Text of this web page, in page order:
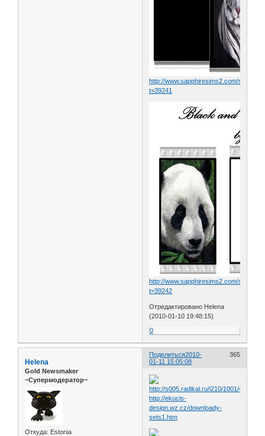
http://www.sapphiresims2.com/
t=39241
http://www.sapphiresims2.com/
t=39242
Отредактировано Helena
(2010-01-10 19:48:15)
0
Поделиться 365
2010-
01-11 15:05:08
Helena
Gold Newsmaker
~Супермодератор~
Откуда: Estonia
http://ekucis-
design.wz.cz/downloady-
sets1.htm